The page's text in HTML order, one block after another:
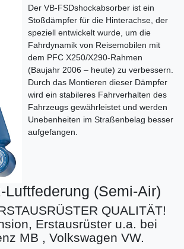
Der VB-FSDshockabsorber ist ein
Stoßdämpfer für die Hinterachse, der
speziell entwickelt wurde, um die
Fahrdynamik von Reisemobilen mit
dem PFC X250/X290-Rahmen
(Baujahr 2006 – heute) zu verbessern.
Durch das Montieren dieser Dämpfer
wird ein stabileres Fahrverhalten des
Fahrzeugs gewährleistet und werden
Unebenheiten im Straßenbelag besser
aufgefangen.
Luftfederung (Semi-Air)
QUALITÄT!
Erstausrüster u.a. bei
MB , Volkswagen VW.